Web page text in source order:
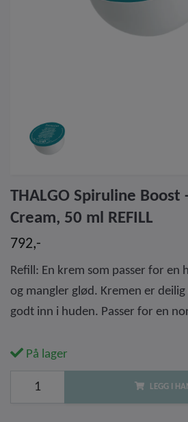
THALGO Spiruline Boost
Cream, 50 ml REFILL
792,-
Refill: En krem som passer for en
og mangler glød. Kremen er
godt inn i huden. Passer for en
På lager
LEGG I